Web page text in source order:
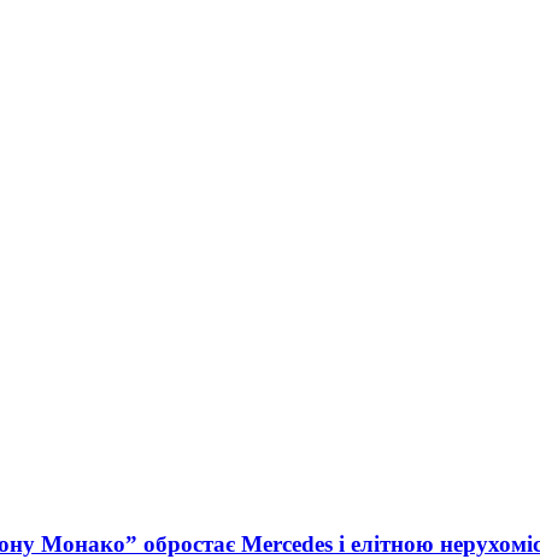
Монако” обростає Mercedes і елітною